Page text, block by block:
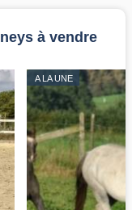
à vendre
A LA UNE